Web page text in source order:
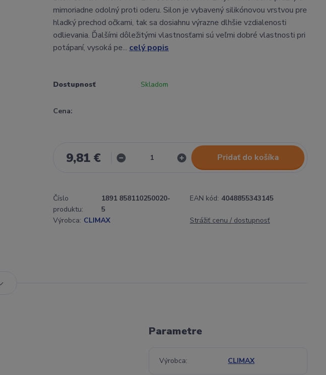
mimoriadne odolný proti oderu. Silon je vybavený silikónovou vrstvou pre
hladký prechod očkami, tak sa dosiahnu výrazne dlhšie vzdialenosti
odlievania. Ďalšími dôležitými vlastnosťami sú veľmi dobré vlastnosti pri
potápaní, vysoká pe... celý popis
Dostupnosť Skladom
Cena:
9,81 € Pridať do košíka
Číslo
produktu:
1891 858110250020-
5
EAN kód: 4048855343145
Výrobca: CLIMAX Strážiť cenu / dostupnosť
Parametre
Výrobca CLIMAX